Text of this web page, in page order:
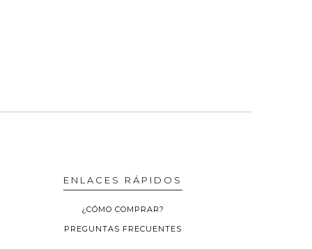
ENLACES RÁPIDOS
¿CÓMO COMPRAR?
PREGUNTAS FRECUENTES